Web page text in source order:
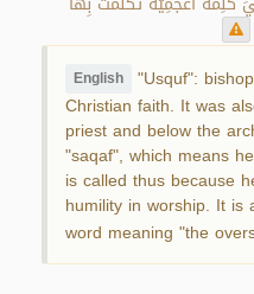
English "Usquf":
Christian faith. It was
priest and below the
"saqaf", which means
is called thus because
humility in worship. It
word meaning "the